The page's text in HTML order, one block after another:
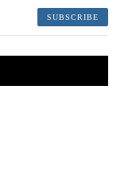
SUBSCRIBE